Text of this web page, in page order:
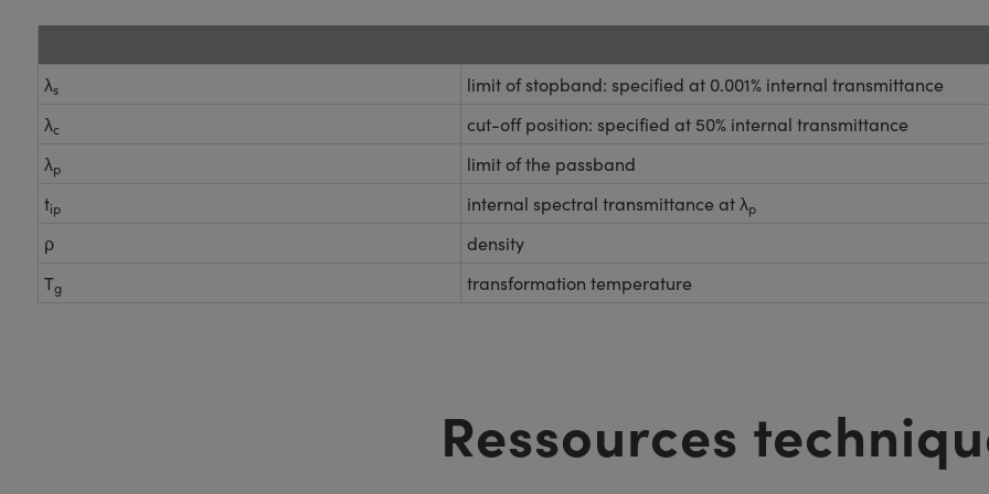
λs
limit of stopband: specified at 0.001% internal transmittance
λc
cut-off position: specified at 50% internal transmittance
λp
limit of the passband
tip internal spectral transmittance at λp
ρ
density
Tg transformation temperature
Ressources